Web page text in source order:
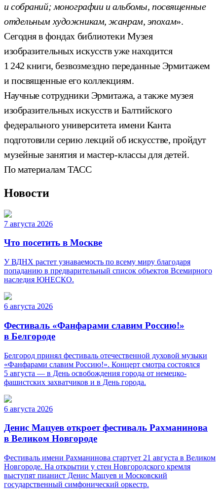
и собраний; монографии и альбомы, посвященные
отдельным художникам, жанрам, эпохам».
Сегодня в фондах библиотеки Музея
изобразительных искусств уже находится
1 242 книги, безвозмездно переданные Эрмитажем
и посвященные его коллекциям.
Научные сотрудники Эрмитажа, а также музея
изобразительных искусств и Балтийского
федерального университета имени Канта
подготовили серию лекций об искусстве, пройдут
музейные занятия и мастер-классы для детей.
По материалам ТАСС
Новости
7 августа 2026
Что посетить в Москве
У ВДНХ растет узнаваемость по всему миру благодаря
попаданию в предварительный список объектов Всемирного
наследия ЮНЕСКО.
6 августа 2026
Фестиваль «Фанфарами славим Россию!»
в Белгороде
Белгород принял фестиваль отечественной духовой музыки
«Фанфарами славим Россию!». Концерт смотра состоялся
5 августа — в День освобождения города от немецко-
фашистских захватчиков и в День города.
6 августа 2026
Денис Мацуев откроет фестиваль Рахманинова
в Великом Новгороде
Фестиваль имени Рахманинова стартует 21 августа в Великом
Новгороде. На открытии у стен Новгородского кремля
выступят пианист Денис Мацуев и Московский
государственный симфонический оркестр.